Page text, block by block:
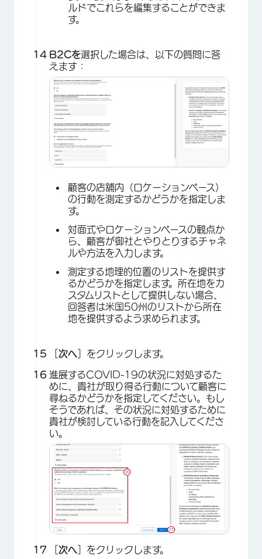
×
ルドでこれらを編集することができま
す。
B2Cを選択した場合は、以下の質問に答
えます：
顧客の店舗内（ロケーションベース）
の行動を測定するかどうかを指定しま
す。
対面式やロケーションベースの観点か
ら、顧客が御社とやりとりするチャネ
ルや方法を入力します。
測定する地理的位置のリストを提供す
るかどうかを指定します。所在地をカ
スタムリストとして提供しない場合、
回答者は米国50州のリストから所在
地を提供するよう求められます。
次へ ］をクリックします。
進展するCOVID-19の状況に対処するた
めに、貴社が取り得る行動について顧客に
尋ねるかどうかを指定してください。もし
そうであれば、その状況に対処するために
貴社が検討している行動を記入してくださ
い。
次へ ］をクリックします。